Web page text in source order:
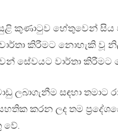
කුණාටුව හේතුවෙන් සිය
කිරීමට නොහැකි වූ
සේවයට වාර්තා කිරීමට
ලබාගැනීම සඳහා තමාට
කරන ලද තම
වේ.